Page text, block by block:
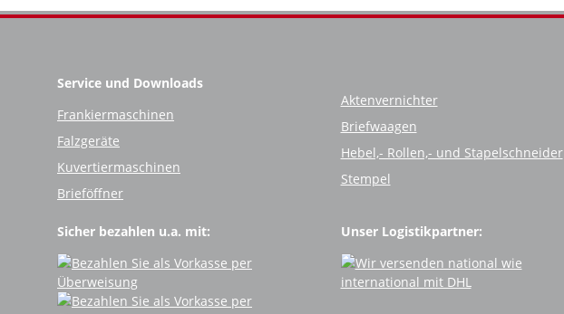
Service und Downloads
Frankiermaschinen
Falzgeräte
Kuvertiermaschinen
Brieföffner
Aktenvernichter
Briefwaagen
Hebel,- Rollen,- und Stapelschneider
Stempel
Sicher bezahlen u.a. mit: Unser Logistikpartner: